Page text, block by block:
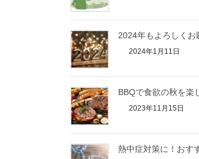
2024年もよろしくお
2024年1月11日
BBQで食欲の秋を楽
2023年11月15日
熱中症対策に！おす